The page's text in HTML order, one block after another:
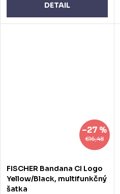
DETAIL
€16,48
–27 %
FISCHER Bandana CI Logo
Yellow/Black, multifunkčný
šatka